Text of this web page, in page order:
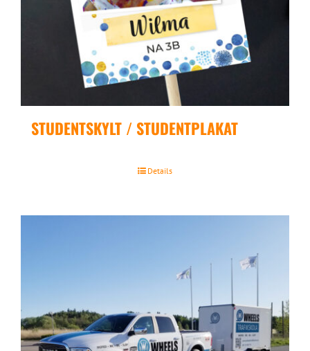
STUDENTSKYLT / STUDENTPLAKAT
Details